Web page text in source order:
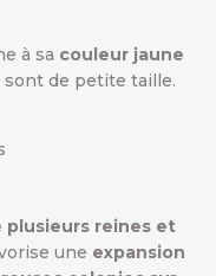
à sa couleur jaune
sont de petite taille.
plusieurs reines et
une expansion